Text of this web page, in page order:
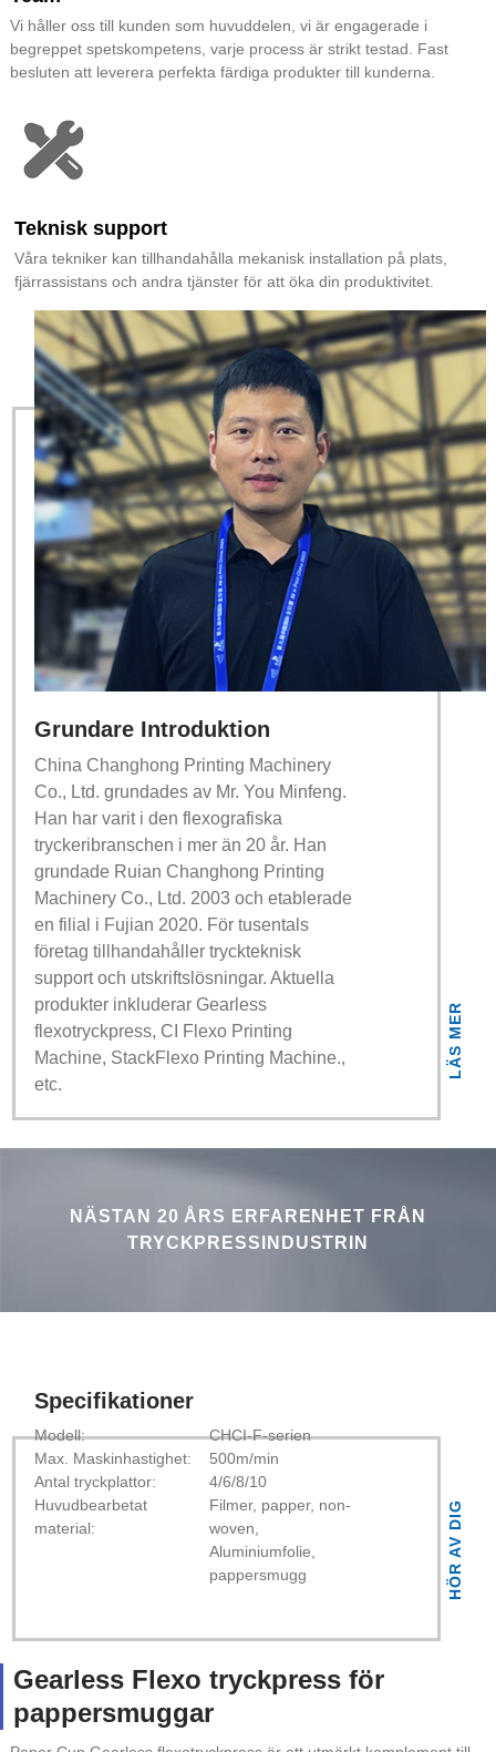
Vi håller oss till kunden som huvuddelen, vi är engagerade i
begreppet spetskompetens, varje process är strikt testad. Fast
besluten att leverera perfekta färdiga produkter till kunderna.
Teknisk support
Våra tekniker kan tillhandahålla mekanisk installation på plats,
fjärrassistans och andra tjänster för att öka din produktivitet.
Grundare Introduktion
China Changhong Printing Machinery
Co., Ltd. grundades av Mr. You Minfeng.
Han har varit i den flexografiska
tryckeribranschen i mer än 20 år. Han
grundade Ruian Changhong Printing
Machinery Co., Ltd. 2003 och etablerade
en filial i Fujian 2020. För tusentals
företag tillhandahåller tryckteknisk
support och utskriftslösningar. Aktuella
produkter inkluderar Gearless
flexotryckpress, CI Flexo Printing
Machine, StackFlexo Printing Machine.,
etc.
LÄS MER
NÄSTAN 20 ÅRS ERFARENHET FRÅN
TRYCKPRESSINDUSTRIN
Specifikationer
Modell:
Max. Maskinhastighet:
Antal tryckplattor:
Huvudbearbetat
material:
CHCI-F-serien
500m/min
4/6/8/10
Filmer, papper, non-
woven,
Aluminiumfolie,
pappersmugg
HÖR AV DIG
Gearless Flexo tryckpress för
pappersmuggar